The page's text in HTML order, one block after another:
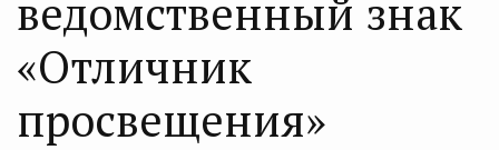
ведомственный знак
«Отличник
просвещения»